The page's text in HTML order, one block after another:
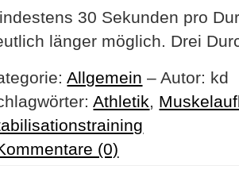
30 Sekunden pro
länger möglich. Drei
Allgemein – Autor: kd
Athletik,
(0)